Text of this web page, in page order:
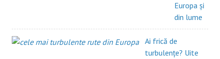
Europa și
din lume
Ai frică de
turbulențe? Uite